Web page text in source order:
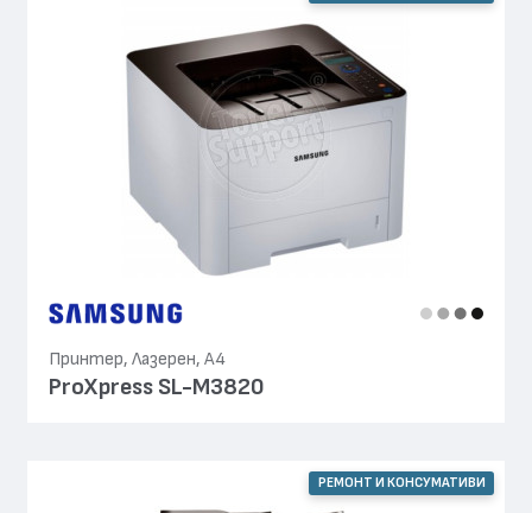
Принтер, Лазерен, А4
ProXpress SL-M3820
РЕМОНТ И КОНСУМАТИВИ